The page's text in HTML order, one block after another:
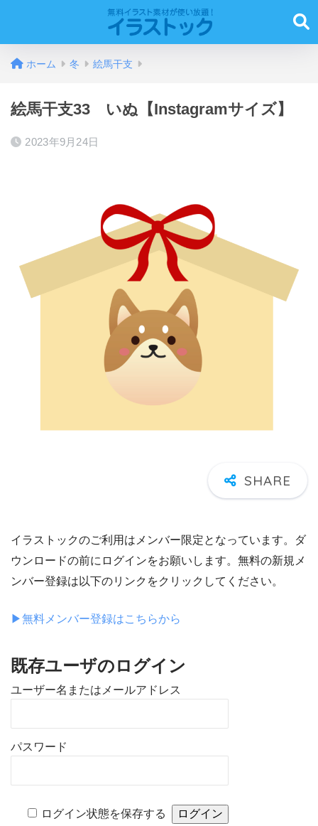
ホーム 冬 絵馬干支
絵馬干支33 いぬ【Instagramサイズ】
2023年9月24日
イラストックのご利用はメンバー限定となっています。ダ
ウンロードの前にログインをお願いします。無料の新規メ
ンバー登録は以下のリンクをクリックしてください。
▶︎無料メンバー登録はこちらから
既存ユーザのログイン
ユーザー名またはメールアドレス
パスワード
ログイン状態を保存する